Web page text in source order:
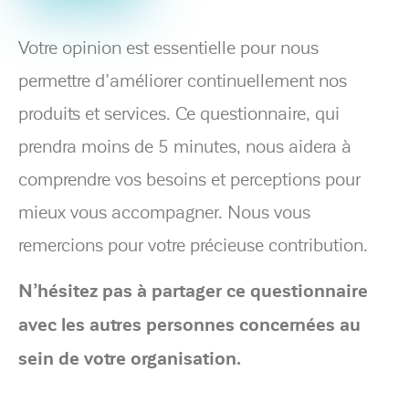
Votre opinion est essentielle pour nous
permettre d’améliorer continuellement nos
produits et services. Ce questionnaire, qui
prendra moins de 5 minutes, nous aidera à
comprendre vos besoins et perceptions pour
mieux vous accompagner. Nous vous
remercions pour votre précieuse contribution.
N’hésitez pas à partager ce questionnaire
avec les autres personnes concernées au
sein de votre organisation.